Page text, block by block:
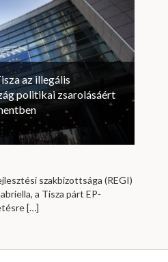
az illegális
politikai zsarolásáért
szakbizottsága (REGI)
a Tisza párt EP-
[…]